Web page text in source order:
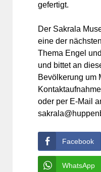
gefertigt.
Der Sakrala
eine der
Thema Engel
und bittet an
Bevölkerung um
oder per E-Mail
Facebook
WhatsApp